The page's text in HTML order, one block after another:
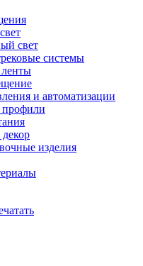
свет
системы
и автоматизации
изделия